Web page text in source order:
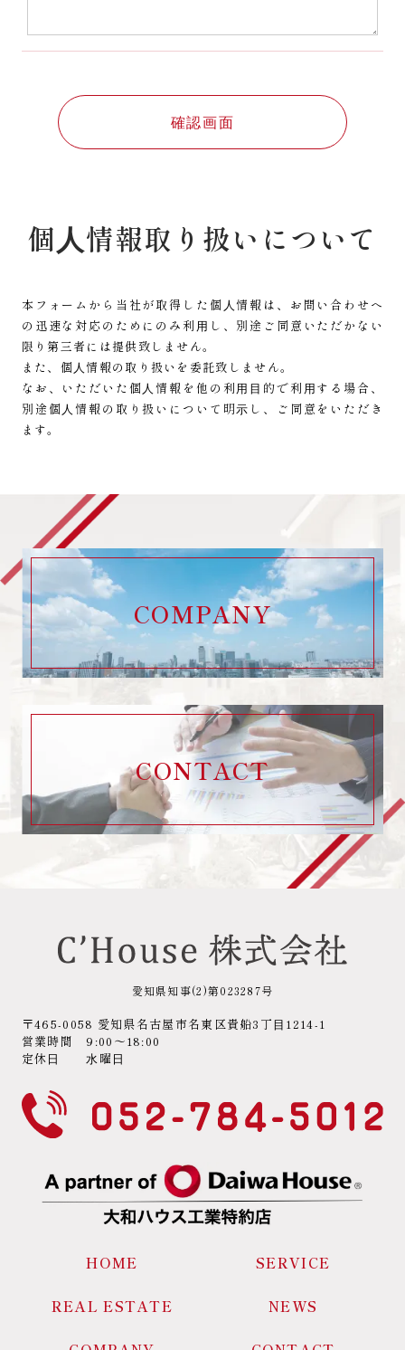
個⼈情報取り扱いについて
本フォームから当社が取得した個⼈情報は、お問い合わせへ
の迅速な対応のためにのみ利⽤し、 別途ご同意いただかない
限り第三者には提供致しません。
また、個⼈情報の取り扱いを委託致しません。
なお、いただいた個⼈情報を他の利⽤⽬的で利⽤する場合、
別途個⼈情報の取り扱いについて明⽰し、ご同意をいただき
ます。
COMPANY
CONTACT
愛知県知事(2)第023287号
〒465-0058 愛知県名古屋市名東区貴船3丁⽬1214-1
営業時間 9:00～18:00
定休⽇ ⽔曜⽇
HOME SERVICE
REAL ESTATE NEWS